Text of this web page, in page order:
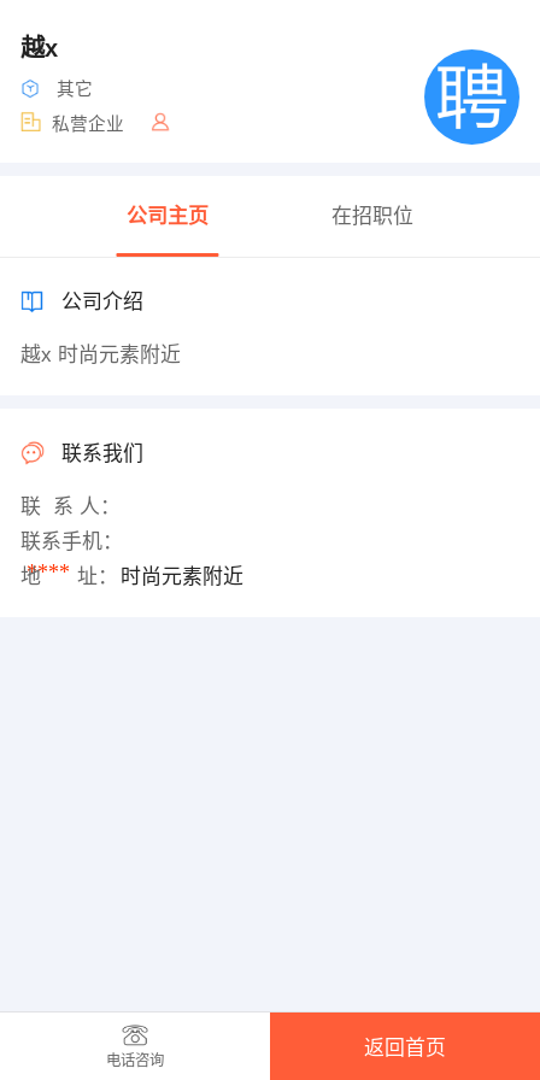
越x
其它
私营企业
公司主页 在招职位
公司介绍
越x 时尚元素附近
联系我们
联 系 人：
联系手机：
****
地 址： 时尚元素附近
电话咨询
返回首页